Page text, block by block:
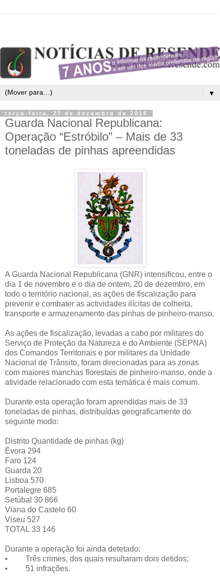
▼
terça-feira, 27 de dezembro de 2016
Guarda Nacional Republicana:
Operação “Estróbilo” – Mais de 33
toneladas de pinhas apreendidas
A Guarda Nacional Republicana (GNR) intensificou, entre o
dia 1 de novembro e o dia de ontem, 20 de dezembro, em
todo o território nacional, as ações de fiscalização para
prevenir e combater as actividades ilícitas de colheita,
transporte e armazenamento das pinhas de pinheiro-manso.
As ações de fiscalização, levadas a cabo por militares do
Serviço de Proteção da Natureza e do Ambiente (SEPNA)
dos Comandos Territoriais e por militares da Unidade
Nacional de Trânsito, foram direcionadas para as zonas
com maiores manchas florestais de pinheiro-manso, onde a
atividade relacionado com esta temática é mais comum.
Durante esta operação foram aprendidas mais de 33
toneladas de pinhas, distribuídas geograficamente do
seguinte modo:
Distrito Quantidade de pinhas (kg)
Évora 294
Faro 124
Guarda 20
Lisboa 570
Portalegre 685
Setúbal 30 866
Viana do Castelo 60
Viseu 527
TOTAL 33 146
Durante a operação foi ainda detetado:
• Três crimes, dos quais resultaram dois detidos;
• 51 infrações.